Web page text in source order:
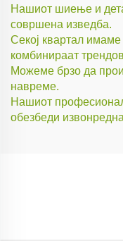
Нашиот шиење и
совршена изведба.
Секој квартал имаме
комбинираат
Можеме брзо да
навреме.
Нашиот
обезбеди